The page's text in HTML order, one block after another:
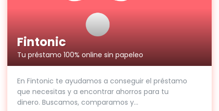
Fintonic
Tu préstamo 100% online sin papeleo
En Fintonic te ayudamos a conseguir el préstamo
que necesitas y a encontrar ahorros para tu
dinero. Buscamos, comparamos y...